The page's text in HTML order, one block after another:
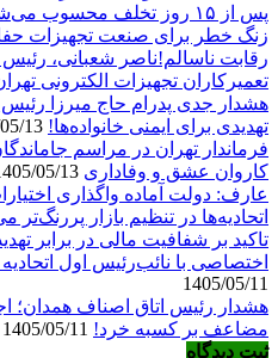
پس از ۱۵ روز تخلف محسوب می‌شود
زنگ خطر برای صنعت تجهیزات
رقابت ناسالم!ناصر شعبانی، رئیس
تعمیرکاران تجهیزات الکترونی
هشدار جدی پدرام حاج میرزا رئیس
تهدیدی برای ایمنی خانواده‌ها!
فرماندار تهران در مراسم
کاروان عشق و وفاداری
عارف: دولت آماده واگذاری
اتحادیه‌ها در تنظیم بازار پررنگ‌تر
تاکید بر شفافیت مالی در برابر
اختصاصی با نائب‌رئیس اول
1405/05/11
هشدار رئیس اتاق اصناف همدان؛
مضاعف بر کسبه خرد!
ثبت دیدگاه